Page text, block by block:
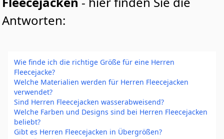
Antworten:
Wie finde ich die richtige Größe für eine Herren
Fleecejacke?
Welche Materialien werden für Herren Fleecejacken
verwendet?
Sind Herren Fleecejacken wasserabweisend?
Welche Farben und Designs sind bei Herren Fleecejacken
beliebt?
Gibt es Herren Fleecejacken in Übergrößen?